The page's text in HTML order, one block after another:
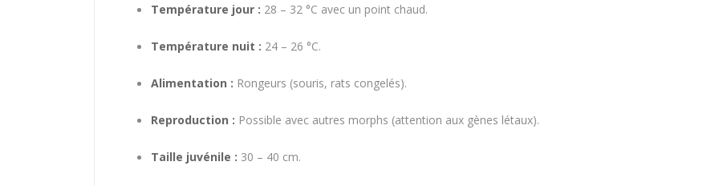
Température jour : 28 – 32 °C avec un point chaud.
Température nuit : 24 – 26 °C.
Alimentation : Rongeurs (souris, rats congelés).
Reproduction : Possible avec autres morphs (attention aux gènes létaux).
Taille juvénile : 30 – 40 cm.